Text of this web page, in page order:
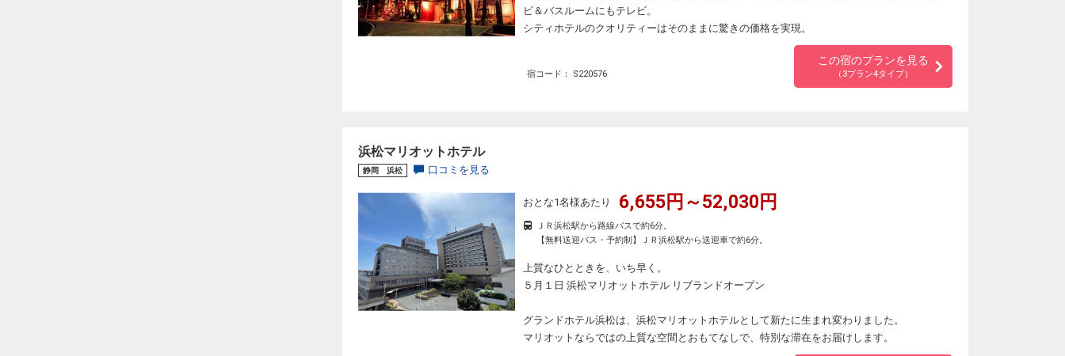
ビ＆バスルームにもテレビ。
シティホテルのクオリティーはそのままに驚きの価格を実現。
宿コード： S220576
この宿のプランを見る
（3プラン4タイプ）
浜松マリオットホテル
静岡 浜松 口コミを見る
おとな1名様あたり 6,655円～52,030円
ＪＲ浜松駅から路線バスで約6分。
【無料送迎バス・予約制】ＪＲ浜松駅から送迎車で約6分。
上質なひとときを、いち早く。
５月１日 浜松マリオットホテル リブランドオープン
グランドホテル浜松は、浜松マリオットホテルとして新たに生まれ変わりました。
マリオットならではの上質な空間とおもてなしで、特別な滞在をお届けします。